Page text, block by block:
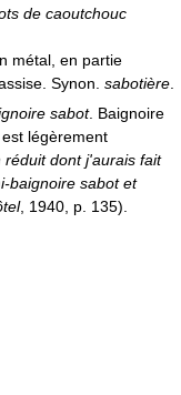
de caoutchouc
métal, en partie
Synon. sabotière
sabot. Baignoire
légèrement
réduit dont j'aurais fait
baignoire sabot et
, 1940, p. 135).